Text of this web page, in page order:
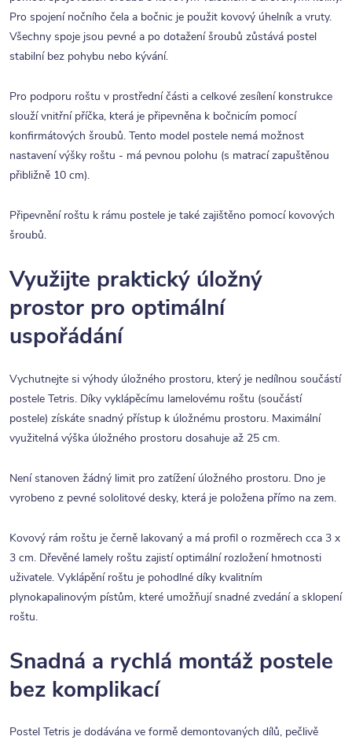
Pro spojení nočního čela a bočnic je použit kovový úhelník a vruty.
Všechny spoje jsou pevné a po dotažení šroubů zůstává postel
stabilní bez pohybu nebo kývání.
Pro podporu roštu v prostřední části a celkové zesílení konstrukce
slouží vnitřní příčka, která je připevněna k bočnicím pomocí
konfirmátových šroubů. Tento model postele nemá možnost
nastavení výšky roštu - má pevnou polohu (s matrací zapuštěnou
přibližně 10 cm).
Připevnění roštu k rámu postele je také zajištěno pomocí kovových
šroubů.
Využijte praktický úložný
prostor pro optimální
uspořádání
Vychutnejte si výhody úložného prostoru, který je nedílnou součástí
postele Tetris. Díky vyklápěcímu lamelovému roštu (součástí
postele) získáte snadný přístup k úložnému prostoru. Maximální
využitelná výška úložného prostoru dosahuje až 25 cm.
Není stanoven žádný limit pro zatížení úložného prostoru. Dno je
vyrobeno z pevné sololitové desky, která je položena přímo na zem.
Kovový rám roštu je černě lakovaný a má profil o rozměrech cca 3 x
3 cm. Dřevěné lamely roštu zajistí optimální rozložení hmotnosti
uživatele. Vyklápění roštu je pohodlné díky kvalitním
plynokapalinovým pístům, které umožňují snadné zvedání a sklopení
roštu.
Snadná a rychlá montáž postele
bez komplikací
Postel Tetris je dodávána ve formě demontovaných dílů, pečlivě